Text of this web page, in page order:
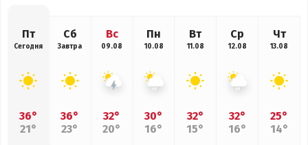
Пт
Сегодня
36°
21°
Сб
Завтра
36°
23°
Вс
09.08
32°
20°
Пн
10.08
30°
16°
Вт
11.08
32°
15°
Ср
12.08
32°
16°
Чт
13.08
25°
14°